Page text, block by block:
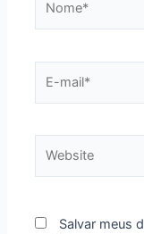
mail*
Salvar meus